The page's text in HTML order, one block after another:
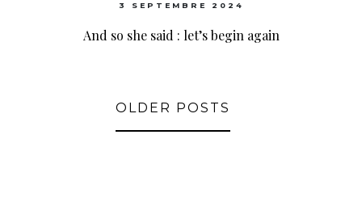
3 SEPTEMBRE 2024
And so she said : let’s begin again
OLDER POSTS